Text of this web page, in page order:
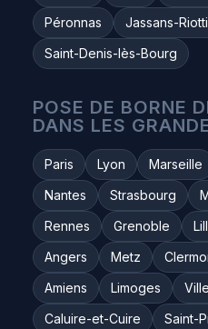
Péronnas
Jassans-
Saint-Denis-lès-Bourg
POSE DE BORNE
DANS LES
Paris Lyon Marseille
Nantes
Strasbourg
Rennes
Grenoble
Angers
Metz
Amiens
Limoges
Caluire-et-Cuire
Saint-